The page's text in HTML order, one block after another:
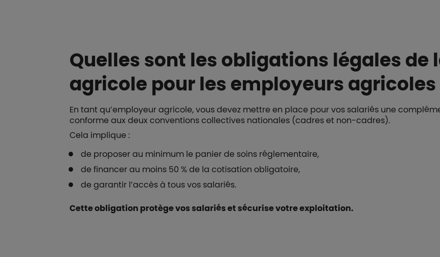
Quelles sont les obligations légales de
agricole pour les employeurs agricoles
En tant qu’employeur agricole, vous devez mettre en place pour vos salariés une
conforme aux deux conventions collectives nationales (cadres et non-cadres).
Cela implique :
de proposer au minimum le panier de soins réglementaire,
de financer au moins 50 % de la cotisation obligatoire,
de garantir l’accès à tous vos salariés.
Cette obligation protège vos salariés et sécurise votre exploitation.